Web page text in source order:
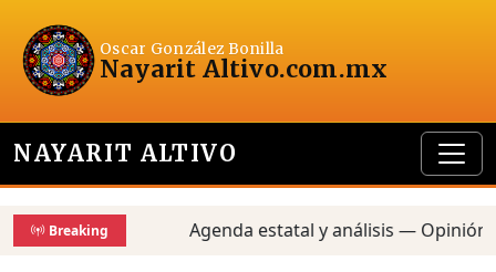
Oscar González Bonilla
Nayarit Altivo.com.mx
NAYARIT ALTIVO
Breaking Agenda estatal y análisis —